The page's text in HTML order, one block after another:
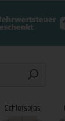
Schlafsofas